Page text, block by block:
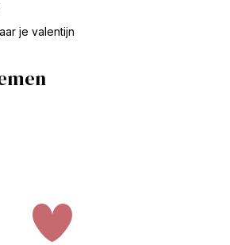
je valentijn